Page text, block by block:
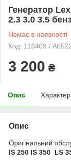
Генератор
2.3 3.0 3.5
Немає в наявності
Код: 116469 /
3 200 ₴
Опис
Опис
Оригінальний
IS 250 IS 350 LS